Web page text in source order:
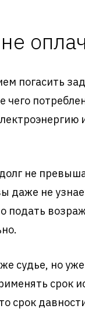
погасить
не
даже не
подать
судье, но
срок
срок